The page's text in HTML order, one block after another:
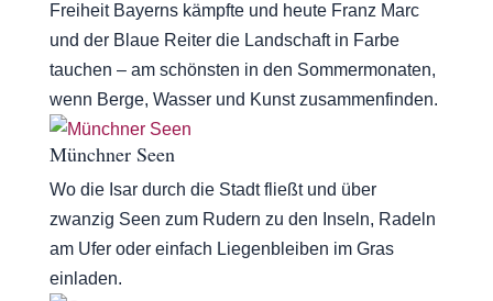
Freiheit Bayerns kämpfte und heute Franz Marc
und der Blaue Reiter die Landschaft in Farbe
tauchen – am schönsten in den Sommermonaten,
wenn Berge, Wasser und Kunst zusammenfinden.
Münchner Seen
Wo die Isar durch die Stadt fließt und über
zwanzig Seen zum Rudern zu den Inseln, Radeln
am Ufer oder einfach Liegenbleiben im Gras
einladen.